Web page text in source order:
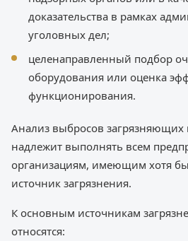
доказательства в рамках
уголовных дел;
целенаправленный подбор
оборудования или оценка
функционирования.
Анализ выбросов загрязняющих
надлежит выполнять всем
организациям, имеющим хотя
источник загрязнения.
К основным источникам
относятся: